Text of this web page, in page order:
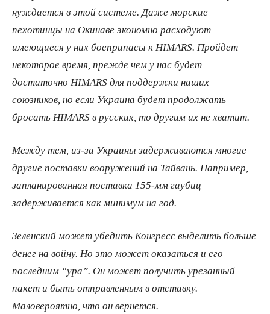
нуждается в этой системе. Даже морские
пехотинцы на Окинаве экономно расходуют
имеющиеся у них боеприпасы к HIMARS. Пройдет
некоторое время, прежде чем у нас будет
достаточно HIMARS для поддержки наших
союзников, но если Украина будет продолжать
бросать HIMARS в русских, то другим их не хватит.
Между тем, из-за Украины задерживаются многие
другие поставки вооружений на Тайвань. Например,
запланированная поставка 155-мм гаубиц
задерживается как минимум на год.
Зеленский может убедить Конгресс выделить больше
денег на войну. Но это может оказаться и его
последним “ура”. Он может получить урезанный
пакет и быть отправленным в отставку.
Маловероятно, что он вернется.